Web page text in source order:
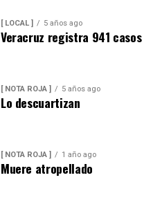
[ LOCAL ] 5 años ago
Veracruz registra 941 casos
[ NOTA ROJA ] 5 años ago
Lo descuartizan
[ NOTA ROJA ] 1 año ago
Muere atropellado